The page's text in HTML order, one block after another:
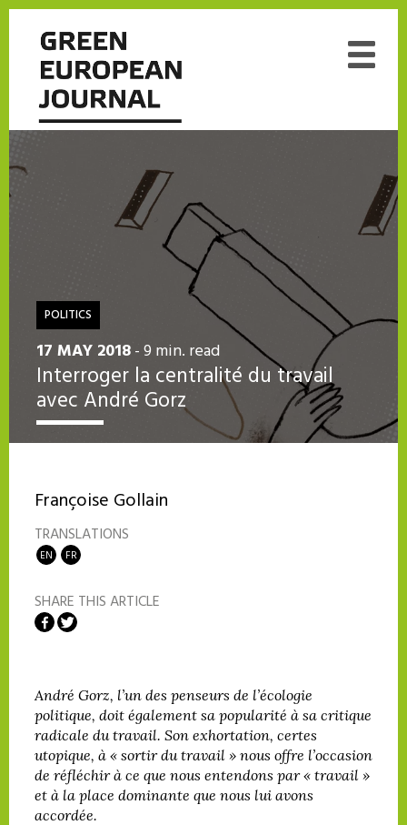
POLITICS
17 MAY 2018- 9 min. read
Interroger la centralité du travail
avec André Gorz
Françoise Gollain
TRANSLATIONS
EN FR
SHARE THIS ARTICLE
Share on Facebook
Share on Twitter
André Gorz, l’un des penseurs de l’écologie
politique, doit également sa popularité à sa critique
radicale du travail. Son exhortation, certes
utopique, à « sortir du travail » nous offre l’occasion
de réfléchir à ce que nous entendons par « travail »
et à la place dominante que nous lui avons
accordée.